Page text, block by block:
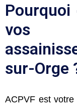
Pourquoi
vos
sur-Orge
ACPVF est